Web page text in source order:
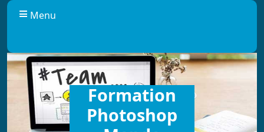
Menu
Formation
Photoshop
Panneau de gestion des cookies